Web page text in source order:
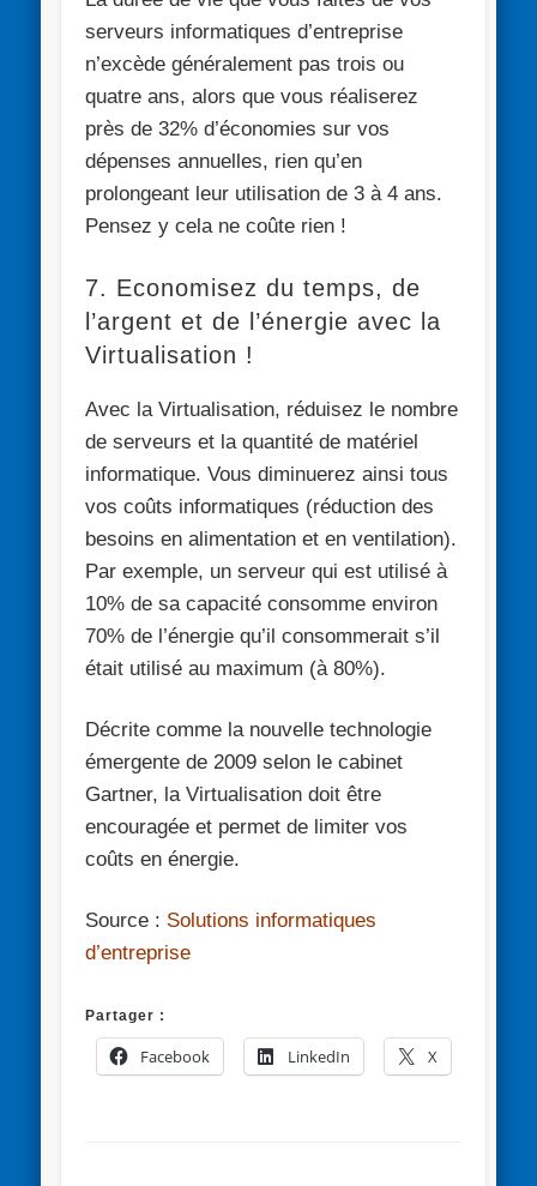
serveurs informatiques d’entreprise
n’excède généralement pas trois ou
quatre ans, alors que vous réaliserez
près de 32% d’économies sur vos
dépenses annuelles, rien qu’en
prolongeant leur utilisation de 3 à 4 ans.
Pensez y cela ne coûte rien !
7. Economisez du temps, de
l’argent et de l’énergie avec la
Virtualisation !
Avec la Virtualisation, réduisez le nombre
de serveurs et la quantité de matériel
informatique. Vous diminuerez ainsi tous
vos coûts informatiques (réduction des
besoins en alimentation et en ventilation).
Par exemple, un serveur qui est utilisé à
10% de sa capacité consomme environ
70% de l’énergie qu’il consommerait s’il
était utilisé au maximum (à 80%).
Décrite comme la nouvelle technologie
émergente de 2009 selon le cabinet
Gartner, la Virtualisation doit être
encouragée et permet de limiter vos
coûts en énergie.
Source : Solutions informatiques
d’entreprise
Partager :
Facebook LinkedIn X